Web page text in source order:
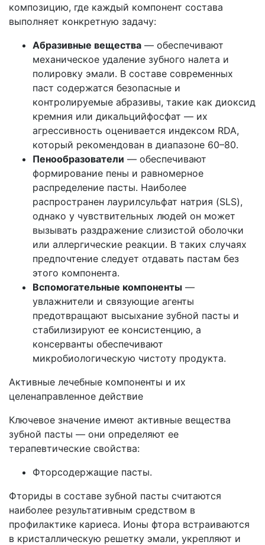
композицию, где каждый компонент состава
выполняет конкретную задачу:
Абразивные вещества — обеспечивают
механическое удаление зубного налета и
полировку эмали. В составе современных
паст содержатся безопасные и
контролируемые абразивы, такие как диоксид
кремния или дикальцийфосфат — их
агрессивность оценивается индексом RDA,
который рекомендован в диапазоне 60–80.
Пенообразователи — обеспечивают
формирование пены и равномерное
распределение пасты. Наиболее
распространен лаурилсульфат натрия (SLS),
однако у чувствительных людей он может
вызывать раздражение слизистой оболочки
или аллергические реакции. В таких случаях
предпочтение следует отдавать пастам без
этого компонента.
Вспомогательные компоненты —
увлажнители и связующие агенты
предотвращают высыхание зубной пасты и
стабилизируют ее консистенцию, а
консерванты обеспечивают
микробиологическую чистоту продукта.
Активные лечебные компоненты и их
целенаправленное действие
Ключевое значение имеют активные вещества
зубной пасты — они определяют ее
терапевтические свойства:
Фторсодержащие пасты.
Фториды в составе зубной пасты считаются
наиболее результативным средством в
профилактике кариеса. Ионы фтора встраиваются
в кристаллическую решетку эмали, укрепляют и